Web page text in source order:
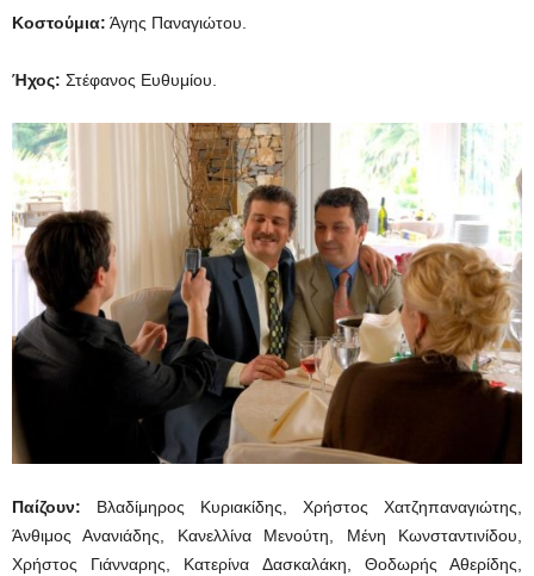
Κοστούμια: Άγης Παναγιώτου.
Ήχος: Στέφανος Ευθυμίου.
Παίζουν: Βλαδίμηρος Κυριακίδης, Χρήστος Χατζηπαναγιώτης,
Άνθιμος Ανανιάδης, Κανελλίνα Μενούτη, Μένη Κωνσταντινίδου,
Χρήστος Γιάνναρης, Κατερίνα Δασκαλάκη, Θοδωρής Αθερίδης,